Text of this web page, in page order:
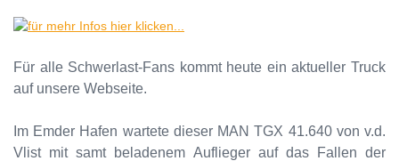
Für alle Schwerlast-Fans kommt heute ein aktueller Truck
auf unsere Webseite.
Im Emder Hafen wartete dieser MAN TGX 41.640 von v.d.
Vlist mit samt beladenem Auflieger auf das Fallen der